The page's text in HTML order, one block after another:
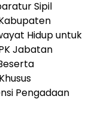
Sipil
Hidup untuk
Jabatan
Pengadaan